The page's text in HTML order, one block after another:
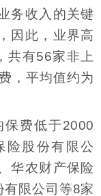
务收入的关键
因此，业界高
共有56家非上
，平均值约为
费低于2000
险股份有限公
华农财产保险
有限公司等8家